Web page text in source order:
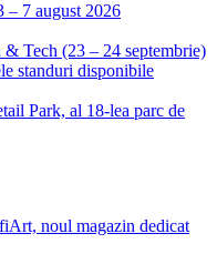
– 7 august 2026
Tech (23 – 24 septembrie)
standuri disponibile
Park, al 18-lea parc de
noul magazin dedicat